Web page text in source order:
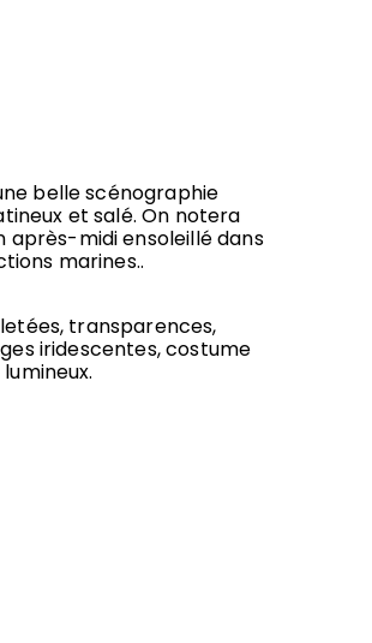
belle scénographie
et salé. On notera
après-midi ensoleillé dans
marines..
transparences,
iridescentes, costume